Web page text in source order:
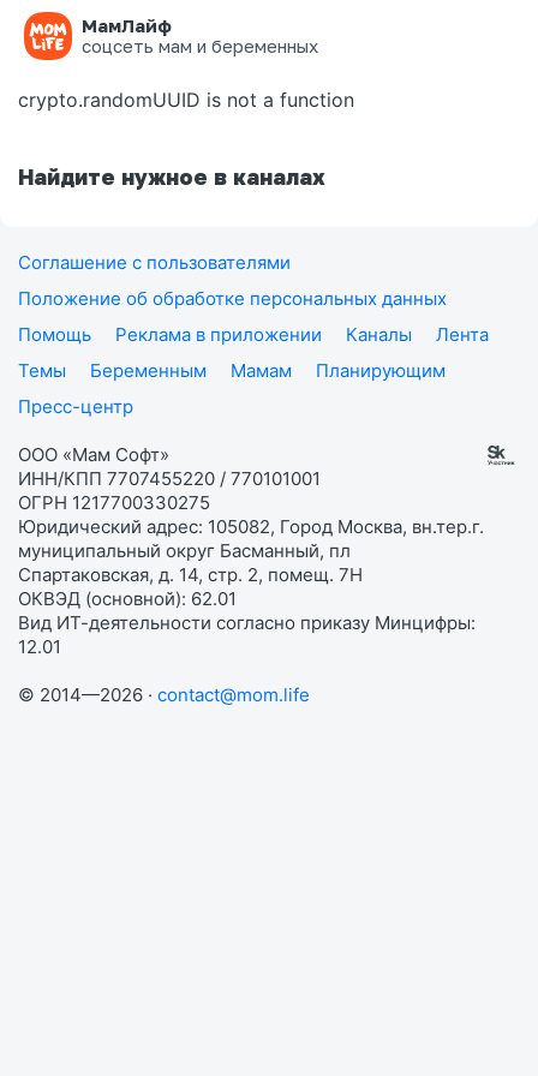
МамЛайф
соцсеть мам и беременных
Ошибка на странице
crypto.randomUUID is not a function
Найдите нужное в каналах
Соглашение с пользователями
Положение об обработке персональных данных
Помощь
Реклама в приложении Каналы
Лента
Темы
Беременным Мамам
Планирующим
Пресс-центр
ООО «Мам Софт»
ИНН/КПП 7707455220 / 770101001
ОГРН 1217700330275
Юридический адрес: 105082, Город Москва, вн.тер.г.
муниципальный округ Басманный, пл
Спартаковская, д. 14, стр. 2, помещ. 7Н
ОКВЭД (основной): 62.01
Вид ИТ-деятельности согласно приказу Минцифры:
12.01
© 2014—2026 · contact@mom.life